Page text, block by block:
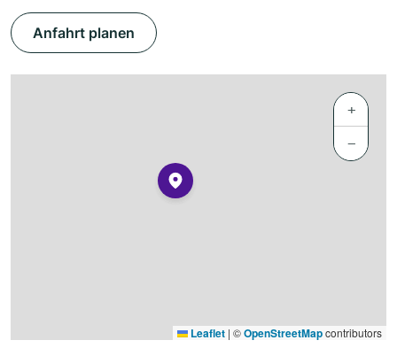
Anfahrt planen
+
−
Leaflet | ©OpenStreetMapcontributors